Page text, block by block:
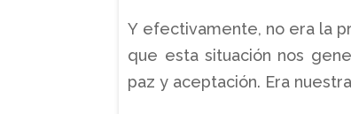
Y efectivamente, no era la
que esta situación nos
paz y aceptación. Era